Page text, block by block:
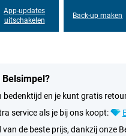
App-updates
uitschakelen
Back-up maken
bedenktijd en je kunt gratis
service als je bij ons koopt:
van de beste prijs, dankzij onze